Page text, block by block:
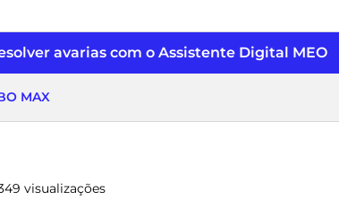
avarias com o Assistente Digital MEO
MAX
visualizações